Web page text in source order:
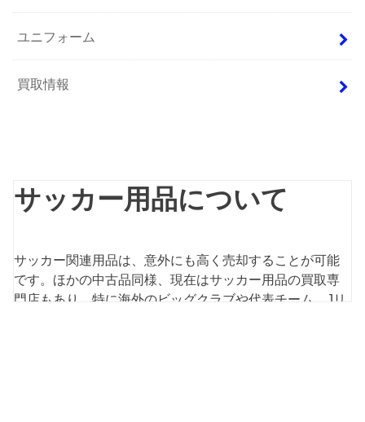
ユニフォーム
買取情報
サッカー用品について
サッカー関連用品は、意外にも高く売却することが可能
です。ほかの中古品同様、現在はサッカー用品の買取専
門店もあり、特に海外のビッグクラブや代表チーム、Jリ